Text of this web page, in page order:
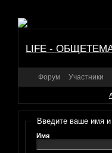
LIFE -
Форум Участники
Введите ваше имя
Имя